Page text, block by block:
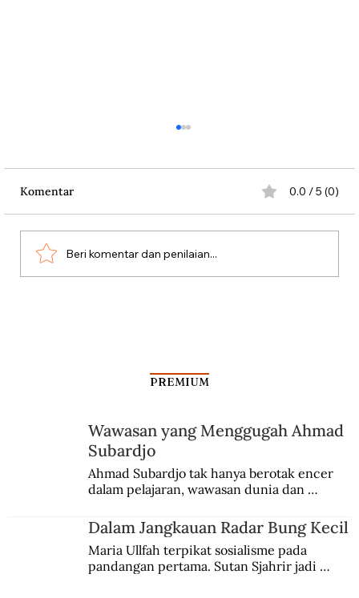
Dari Srebrenica ke Palestina
Komentar 0.0 / 5 (0)
Beri komentar dan penilaian...
PREMIUM
Wawasan yang Menggugah Ahmad
Subardjo
Ahmad Subardjo tak hanya berotak encer
dalam pelajaran, wawasan dunia dan
Jules Verne, Multatuli, hingga Sun Yat-sen.
Dalam Jangkauan Radar Bung Kecil
Maria Ullfah terpikat sosialisme pada
pandangan pertama. Sutan Sjahrir jadi